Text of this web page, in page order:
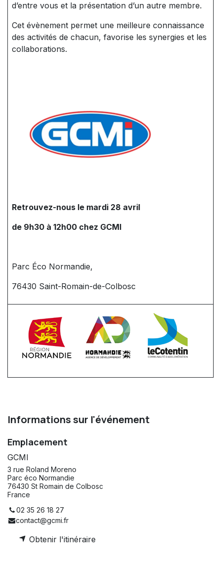
d’entre vous et la présentation d’un autre membre.
Cet évènement permet une meilleure connaissance
des activités de chacun, favorise les synergies et les
collaborations.
Retrouvez-nous le mardi 28 avril
de 9h30 à 12h00 chez GCMI
Parc Éco Normandie,
76430 Saint-Romain-de-Colbosc
Informations sur l'événement
Emplacement
GCMI
3 rue Roland Moreno
Parc éco Normandie
76430 St Romain de Colbosc
France
02 35 26 18 27
contact@gcmi.fr
Obtenir l'itinéraire